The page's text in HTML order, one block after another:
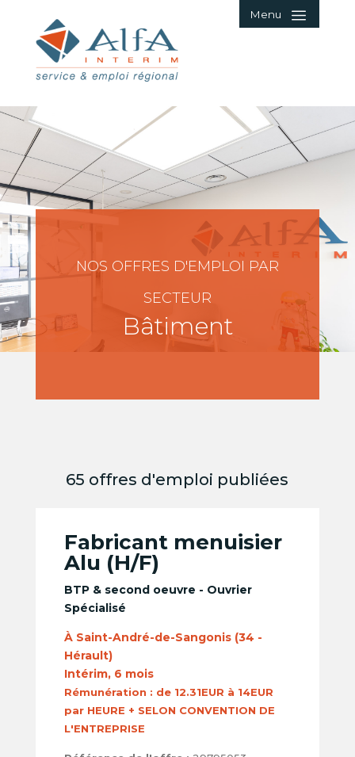
Menu
NOS OFFRES D'EMPLOI PAR
SECTEUR
Bâtiment
65 offres d'emploi publiées
Fabricant menuisier
Alu (H/F)
BTP & second oeuvre - Ouvrier
Spécialisé
À Saint-André-de-Sangonis (34 -
Hérault)
Intérim, 6 mois
Rémunération : de 12.31EUR à 14EUR
par HEURE + SELON CONVENTION DE
L'ENTREPRISE